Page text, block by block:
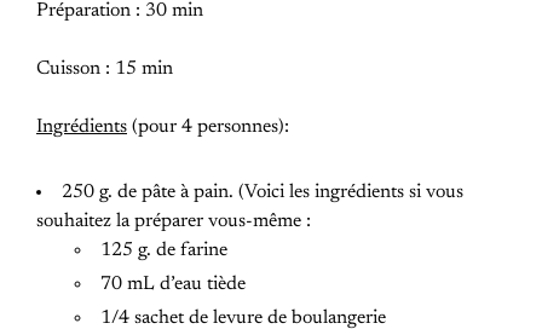
Préparation : 30 min
Cuisson : 15 min
Ingrédients (pour 4 personnes):
250 g. de pâte à pain. (Voici les ingrédients si vous
souhaitez la préparer vous-même :
125 g. de farine
70 mL d’eau tiède
1/4 sachet de levure de boulangerie